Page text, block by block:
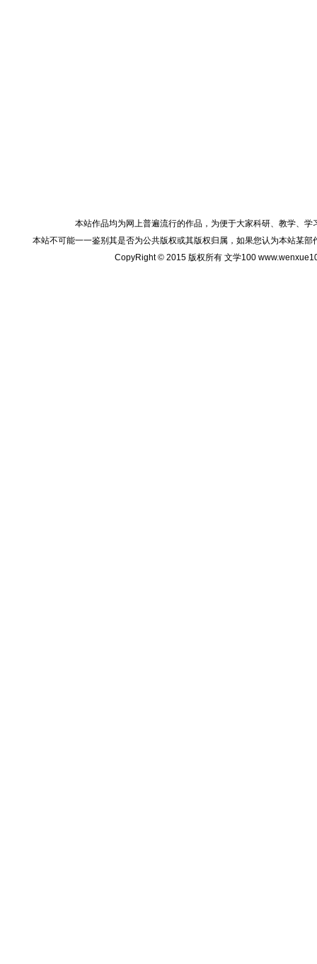
本站作品均为网上普遍流行的作品，为便于大家科研、教学、
本站不可能一一鉴别其是否为公共版权或其版权归属，如果您认为本站某
CopyRight © 2015 版权所有 文学100